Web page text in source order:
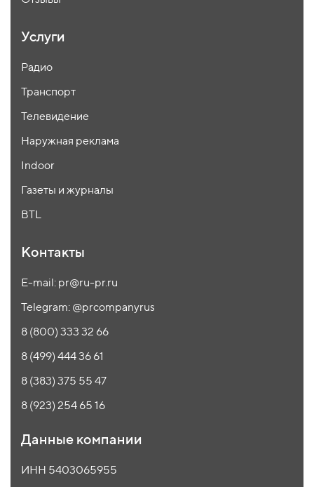
Услуги
Радио
Транспорт
Телевидение
Наружная реклама
Indoor
Газеты и журналы
BTL
Контакты
E-mail: pr@ru-pr.ru
Telegram: @prcompanyrus
8 (800) 333 32 66
8 (499) 444 36 61
8 (383) 375 55 47
8 (923) 254 65 16
Данные компании
ИНН 5403065955